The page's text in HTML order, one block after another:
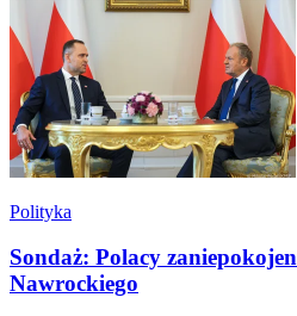
Polityka
Sondaż: Polacy
Nawrockiego